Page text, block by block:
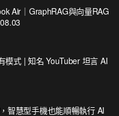
Air｜GraphRAG與向量RAG
模式 | 知名 YouTuber 坦言 AI
智慧型手機也能順暢執行 AI